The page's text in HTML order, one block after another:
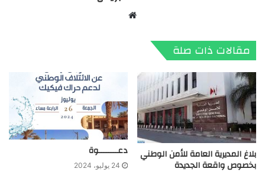
مقالات ذات صلة
بلاغ المديرية العامة للأمن الوطني
بخصوص واقعة الجديدة
دعــــــــوة
24 يوليو، 2024